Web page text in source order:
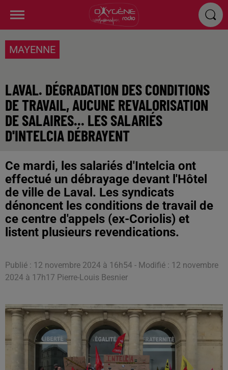
MAYENNE
LAVAL. DÉGRADATION DES CONDITIONS
DE TRAVAIL, AUCUNE REVALORISATION
DE SALAIRES... LES SALARIÉS
D'INTELCIA DÉBRAYENT
Ce mardi, les salariés d'Intelcia ont
effectué un débrayage devant l'Hôtel
de ville de Laval. Les syndicats
dénoncent les conditions de travail de
ce centre d'appels (ex-Coriolis) et
listent plusieurs revendications.
Publié : 12 novembre 2024 à 16h54 - Modifié : 12 novembre
2024 à 17h17 Pierre-Louis Besnier